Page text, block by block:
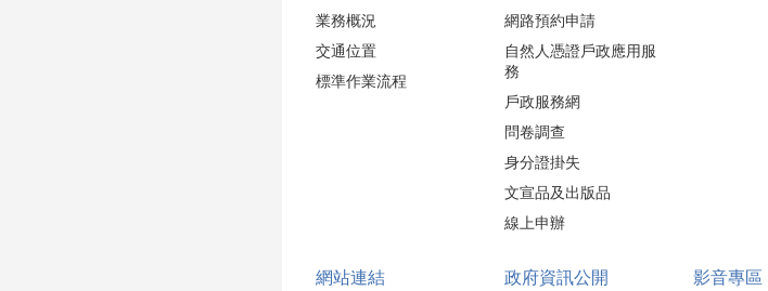
業務概況
交通位置
標準作業流程
網路預約申請
自然人憑證戶政應用服
務
戶政服務網
問卷調查
身分證掛失
文宣品及出版品
線上申辦
網站連結 政府資訊公開 影音專區